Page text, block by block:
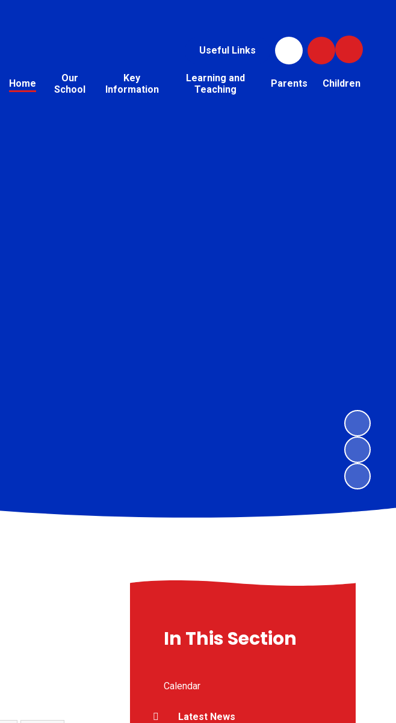
Useful Links
Home
Our
School
Key
Information
Learning and
Teaching
Parents Children
In This Section
Calendar
Latest News